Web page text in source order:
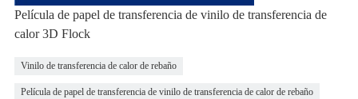
Película de papel de transferencia de vinilo de transferencia de
calor 3D Flock
Vinilo de transferencia de calor de rebaño
Película de papel de transferencia de vinilo de transferencia de calor de rebaño